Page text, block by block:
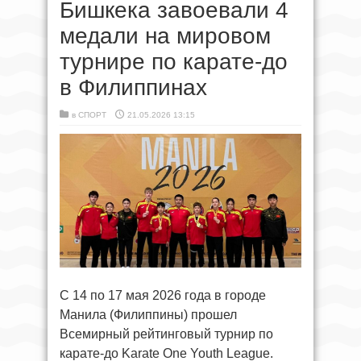
Бишкека завоевали 4
медали на мировом
турнире по карате-до
в Филиппинах
в СПОРТ 21.05.2026 13:15
С 14 по 17 мая 2026 года в городе
Манила (Филиппины) прошел
Всемирный рейтинговый турнир по
карате-до Karate One Youth League.